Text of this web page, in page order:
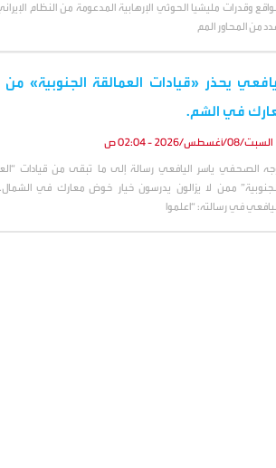
وقدرات مليشيا الحوثي الإرهابية المدعومة من النظام
من المحاور المم
يحذر «قيادات العمالقة الجنوبية»
في الشم.
السبت/08/أغسطس/2026 - 02:04 ص
الصحفي ياسر اليافعي رسالة إلى ما تبقى من قيادات
ممن لا يزالون يدرسون خيار خوض معارك في
في رسالته: “اعلموا